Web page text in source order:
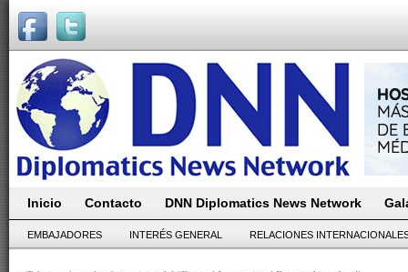
Inicio Contacto DNN Diplomatics News Network
EMBAJADORES INTERÉS GENERAL RELACIONES